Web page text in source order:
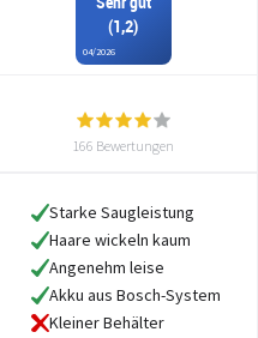
(1,2)
04/2026
166 Bewertungen
Starke Saugleistung
Haare wickeln kaum
Angenehm leise
Akku aus Bosch-System
Kleiner Behälter